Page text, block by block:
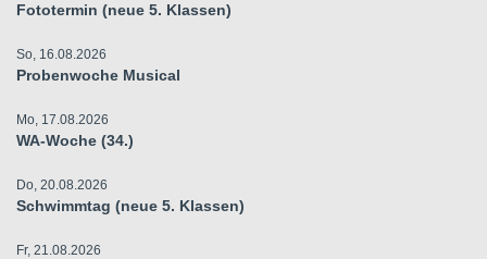
Fototermin (neue 5. Klassen)
So, 16.08.2026
Probenwoche Musical
Mo, 17.08.2026
WA-Woche (34.)
Do, 20.08.2026
Schwimmtag (neue 5. Klassen)
Fr, 21.08.2026